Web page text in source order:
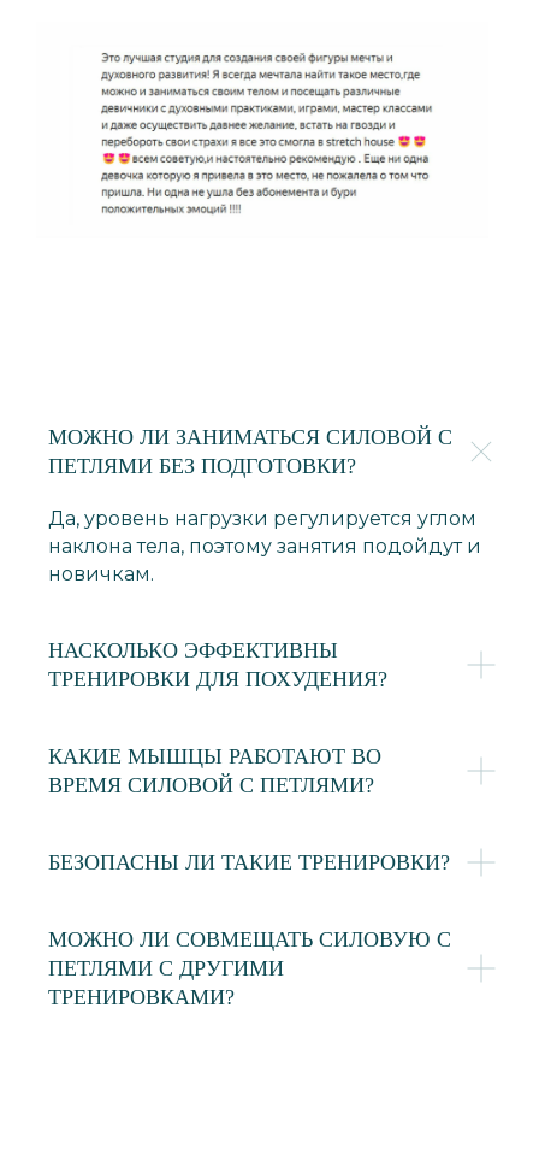
МОЖНО ЛИ ЗАНИМАТЬСЯ СИЛОВОЙ С
ПЕТЛЯМИ БЕЗ ПОДГОТОВКИ?
Да, уровень нагрузки регулируется углом
наклона тела, поэтому занятия подойдут и
новичкам.
НАСКОЛЬКО ЭФФЕКТИВНЫ
ТРЕНИРОВКИ ДЛЯ ПОХУДЕНИЯ?
КАКИЕ МЫШЦЫ РАБОТАЮТ ВО
ВРЕМЯ СИЛОВОЙ С ПЕТЛЯМИ?
БЕЗОПАСНЫ ЛИ ТАКИЕ ТРЕНИРОВКИ?
МОЖНО ЛИ СОВМЕЩАТЬ СИЛОВУЮ С
ПЕТЛЯМИ С ДРУГИМИ
ТРЕНИРОВКАМИ?